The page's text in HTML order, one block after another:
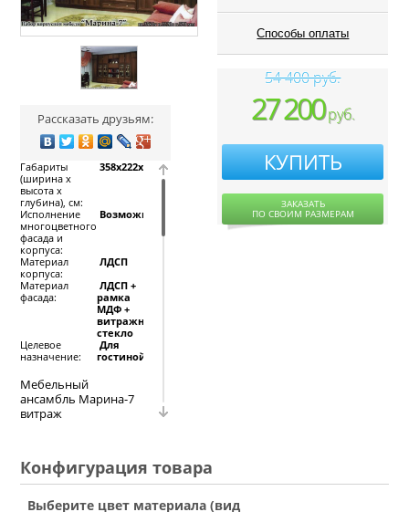
Рассказать друзьям:
Габариты
(ширина х
высота х
глубина), см:
358x222x52,
Исполнение
многоцветного
фасада и
корпуса:
Возможно
Материал
корпуса:
ЛДСП
Материал
фасада:
ЛДСП +
рамка
МДФ +
витражное
стекло
Целевое
назначение:
Для
гостиной
Мебельный
ансамбль Марина-7
витраж
ненавязчивым
дизайном,
симметричным
расположением
Способы оплаты
54 400 руб.
27 200руб.
КУПИТЬ
ЗАКАЗАТЬ
ПО СВОИМ РАЗМЕРАМ
Конфигурация товара
Выберите цвет материала (вид